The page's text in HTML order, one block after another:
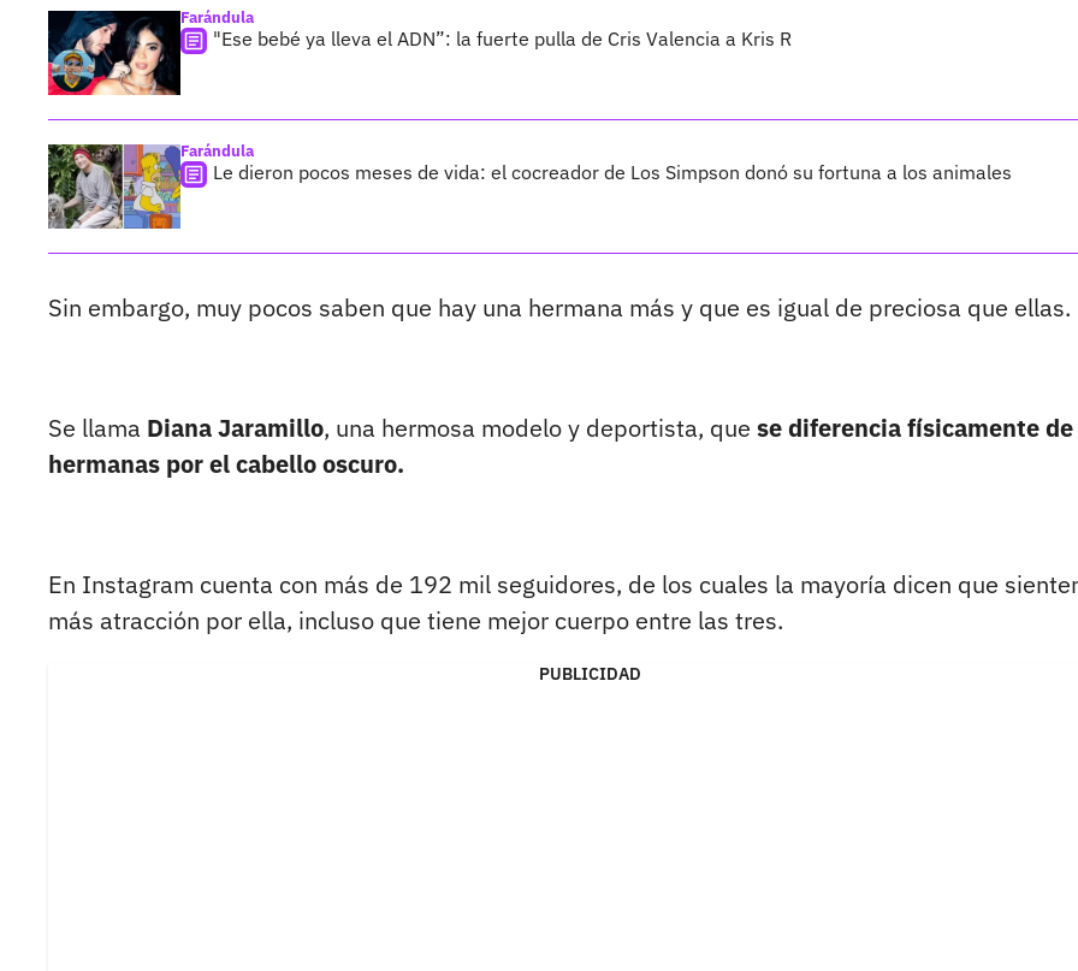
Farándula
"Ese bebé ya lleva el ADN”: la fuerte pulla de Cris Valencia a Kris R
Farándula
Le dieron pocos meses de vida: el cocreador de Los Simpson donó su fortuna a los animales
Sin embargo, muy pocos saben que hay una hermana más y que es igual de preciosa que ellas.
Se llama Diana Jaramillo, una hermosa modelo y deportista, que se diferencia físicamente de
hermanas por el cabello oscuro.
En Instagram cuenta con más de 192 mil seguidores, de los cuales la mayoría dicen que
más atracción por ella, incluso que tiene mejor cuerpo entre las tres.
PUBLICIDAD